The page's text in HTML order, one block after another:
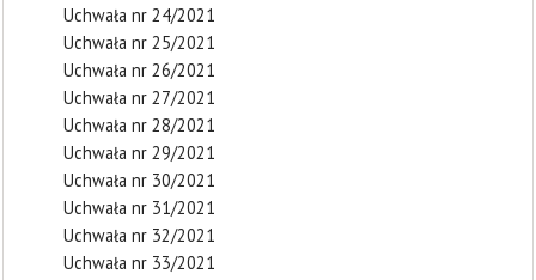
Uchwała nr 24/2021
Uchwała nr 25/2021
Uchwała nr 26/2021
Uchwała nr 27/2021
Uchwała nr 28/2021
Uchwała nr 29/2021
Uchwała nr 30/2021
Uchwała nr 31/2021
Uchwała nr 32/2021
Uchwała nr 33/2021